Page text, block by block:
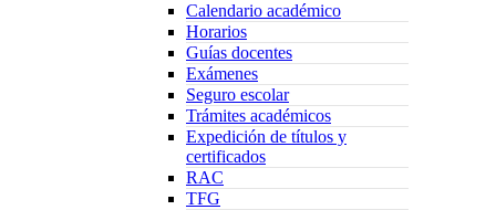
Calendario académico
Horarios
Guías docentes
Exámenes
Seguro escolar
Trámites académicos
Expedición de títulos y
certificados
RAC
TFG